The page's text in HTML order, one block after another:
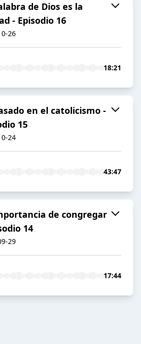
de Dios es la
- Episodio 16
26
18:21
en el catolicismo -
15
24
43:47
de congregar
14
29
17:44